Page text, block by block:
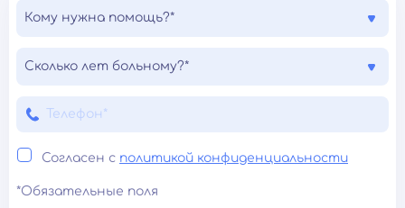
Кому нужна помощь?*
Сколько лет больному?*
Согласен с политикой конфиденциальности
*Обязательные поля